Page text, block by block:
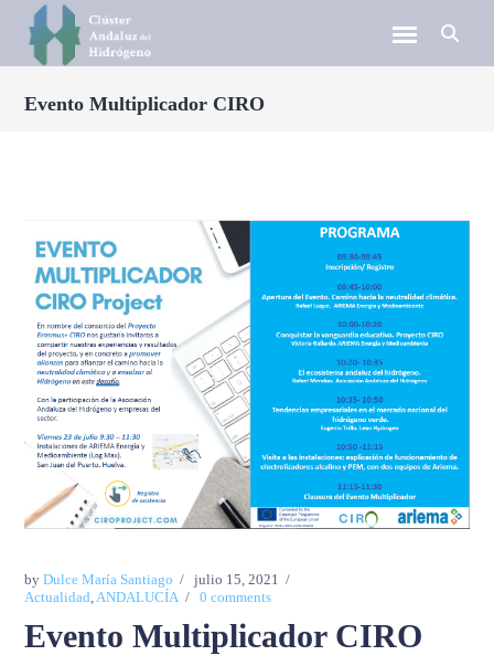
Evento Multiplicador CIRO
byDulce María Santiago
julio 15, 2021
Actualidad,ANDALUCÍA 0 comments
Evento Multiplicador CIRO